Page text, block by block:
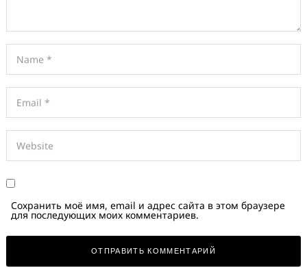
Сохранить моё имя, email и адрес сайта в этом браузере
для последующих моих комментариев.